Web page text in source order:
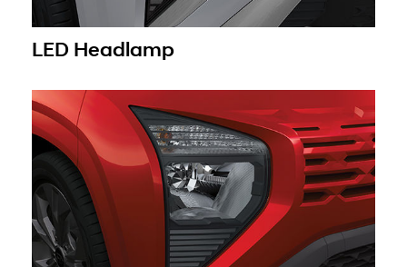
LED Headlamp